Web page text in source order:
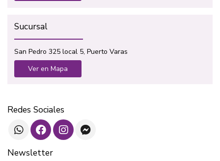
Sucursal
San Pedro 325 local 5, Puerto Varas
Ver en Mapa
Redes Sociales
Newsletter